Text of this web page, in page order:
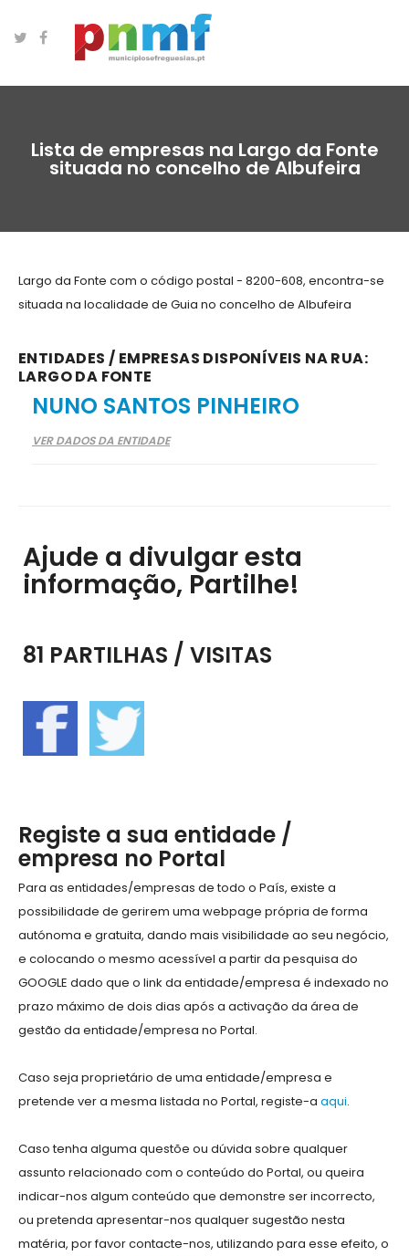
Lista de empresas na Largo da Fonte
situada no concelho de Albufeira
Largo da Fonte com o código postal - 8200-608, encontra-se
situada na localidade de Guia no concelho de Albufeira
ENTIDADES / EMPRESAS DISPONÍVEIS NA RUA:
LARGO DA FONTE
NUNO SANTOS PINHEIRO
VER DADOS DA ENTIDADE
Ajude a divulgar esta
informação, Partilhe!
81 PARTILHAS / VISITAS
Registe a sua entidade /
empresa no Portal
Para as entidades/empresas de todo o País, existe a
possibilidade de gerirem uma webpage própria de forma
autónoma e gratuita, dando mais visibilidade ao seu negócio,
e colocando o mesmo acessível a partir da pesquisa do
GOOGLE dado que o link da entidade/empresa é indexado no
prazo máximo de dois dias após a activação da área de
gestão da entidade/empresa no Portal.
Caso seja proprietário de uma entidade/empresa e
pretende ver a mesma listada no Portal, registe-a aqui.
Caso tenha alguma questõe ou dúvida sobre qualquer
assunto relacionado com o conteúdo do Portal, ou queira
indicar-nos algum conteúdo que demonstre ser incorrecto,
ou pretenda apresentar-nos qualquer sugestão nesta
matéria, por favor contacte-nos, utilizando para esse efeito, o